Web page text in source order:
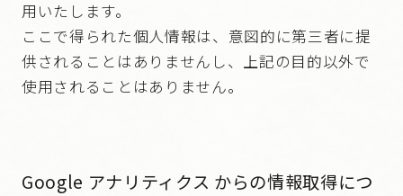
用いたします。
ここで得られた個人情報は、意図的に第三者に提
供されることはありませんし、上記の目的以外で
使用されることはありません。
Google アナリティクス からの情報取得につ